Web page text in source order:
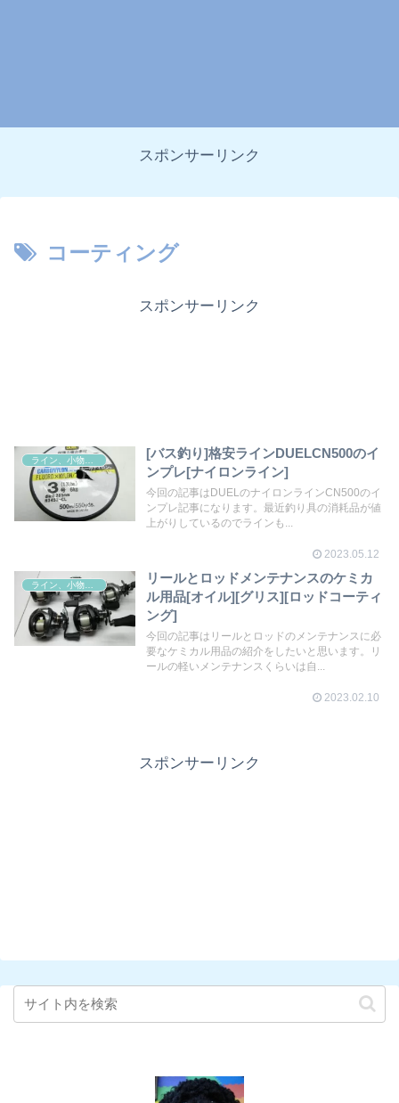
スポンサーリンク
コーティング
スポンサーリンク
ライン、小物その他
[バス釣り]格安ラインDUELCN500のイ
ンプレ[ナイロンライン]
今回の記事はDUELのナイロンラインCN500のイ
ンプレ記事になります。最近釣り具の消耗品が値
上がりしているのでラインも...
2023.05.12
リールとロッドメンテナンスのケミカ
ル用品[オイル][グリス][ロッドコーティ
ング]
今回の記事はリールとロッドのメンテナンスに必
要なケミカル用品の紹介をしたいと思います。リ
ールの軽いメンテナンスくらいは自...
2023.02.10
スポンサーリンク